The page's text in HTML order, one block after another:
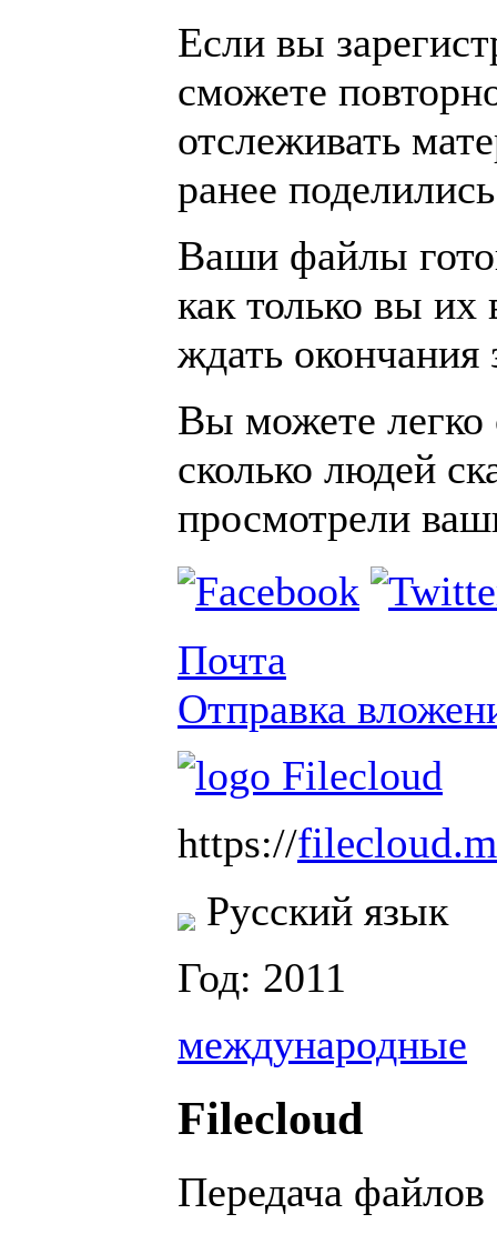
Если вы
сможете
отслеживать
ранее
Ваши файлы
как только вы
ждать окончания
Вы можете легко
сколько людей
просмотрели
Почта
Отправка
https://
Русский язык
Год: 2011
международные
Filecloud
Передача файлов